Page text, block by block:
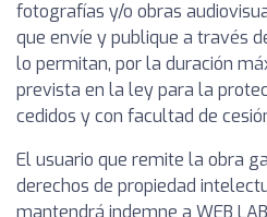
fotografías y/o obras
que envíe y publique a través
lo permitan, por la duración
prevista en la ley para la
cedidos y con facultad de
El usuario que remite la obra
derechos de propiedad
mantendrá indemne a WEB